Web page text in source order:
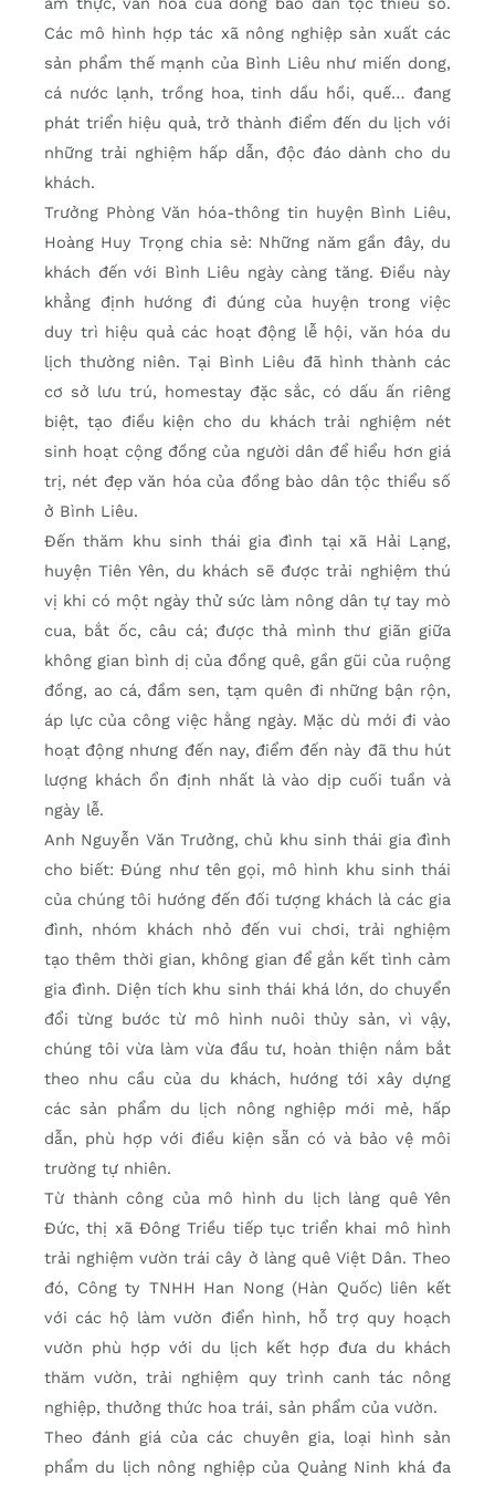
Các mô hình hợp tác xã nông nghiệp sản xuất các
sản phẩm thế mạnh của Bình Liêu như miến dong,
cá nước lạnh, trồng hoa, tinh dầu hồi, quế… đang
phát triển hiệu quả, trở thành điểm đến du lịch với
những trải nghiệm hấp dẫn, độc đáo dành cho du
khách.
Trưởng Phòng Văn hóa-thông tin huyện Bình Liêu,
Hoàng Huy Trọng chia sẻ: Những năm gần đây, du
khách đến với Bình Liêu ngày càng tăng. Ðiều này
khẳng định hướng đi đúng của huyện trong việc
duy trì hiệu quả các hoạt động lễ hội, văn hóa du
lịch thường niên. Tại Bình Liêu đã hình thành các
cơ sở lưu trú, homestay đặc sắc, có dấu ấn riêng
biệt, tạo điều kiện cho du khách trải nghiệm nét
sinh hoạt cộng đồng của người dân để hiểu hơn giá
trị, nét đẹp văn hóa của đồng bào dân tộc thiểu số
ở Bình Liêu.
Ðến thăm khu sinh thái gia đình tại xã Hải Lạng,
huyện Tiên Yên, du khách sẽ được trải nghiệm thú
vị khi có một ngày thử sức làm nông dân tự tay mò
cua, bắt ốc, câu cá; được thả mình thư giãn giữa
không gian bình dị của đồng quê, gần gũi của ruộng
đồng, ao cá, đầm sen, tạm quên đi những bận rộn,
áp lực của công việc hằng ngày. Mặc dù mới đi vào
hoạt động nhưng đến nay, điểm đến này đã thu hút
lượng khách ổn định nhất là vào dịp cuối tuần và
ngày lễ.
Anh Nguyễn Văn Trưởng, chủ khu sinh thái gia đình
cho biết: Ðúng như tên gọi, mô hình khu sinh thái
của chúng tôi hướng đến đối tượng khách là các gia
đình, nhóm khách nhỏ đến vui chơi, trải nghiệm
tạo thêm thời gian, không gian để gắn kết tình cảm
gia đình. Diện tích khu sinh thái khá lớn, do chuyển
đổi từng bước từ mô hình nuôi thủy sản, vì vậy,
chúng tôi vừa làm vừa đầu tư, hoàn thiện nắm bắt
theo nhu cầu của du khách, hướng tới xây dựng
các sản phẩm du lịch nông nghiệp mới mẻ, hấp
dẫn, phù hợp với điều kiện sẵn có và bảo vệ môi
trường tự nhiên.
Từ thành công của mô hình du lịch làng quê Yên
Ðức, thị xã Ðông Triều tiếp tục triển khai mô hình
trải nghiệm vườn trái cây ở làng quê Việt Dân. Theo
đó, Công ty TNHH Han Nong (Hàn Quốc) liên kết
với các hộ làm vườn điển hình, hỗ trợ quy hoạch
vườn phù hợp với du lịch kết hợp đưa du khách
thăm vườn, trải nghiệm quy trình canh tác nông
nghiệp, thưởng thức hoa trái, sản phẩm của vườn.
Theo đánh giá của các chuyên gia, loại hình sản
phẩm du lịch nông nghiệp của Quảng Ninh khá đa